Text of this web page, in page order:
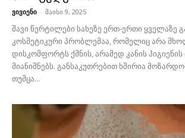
ვივიენი - მაისი 9, 2025
შავი წერტილები სახეზე ერთ-ერთი ყველაზე
კოსმეტიკური პრობლემაა, რომელიც არა
დისკომფორტს ქმნის, არამედ კანის
მიანიშნებს. განსაკუთრებით ხშირია
თუმცა...